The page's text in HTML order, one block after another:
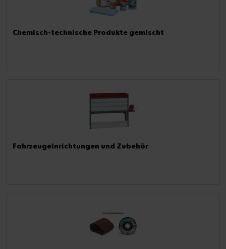
Chemisch-technische Produkte gemischt
Fahrzeugeinrichtungen und Zubehör